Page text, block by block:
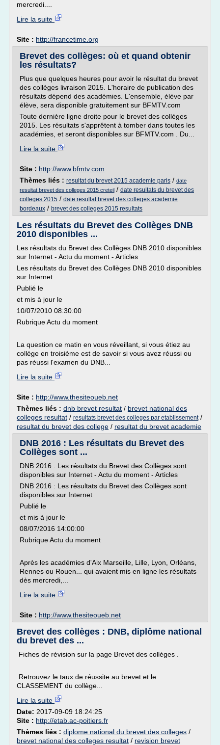
mercredi....
Lire la suite
Site : http://francetime.org
Brevet des collèges: où et quand obtenir
les résultats?
Plus que quelques heures pour avoir le résultat du brevet
des collèges livraison 2015. L'horaire de publication des
résultats dépend des académies. L'ensemble, élève par
élève, sera disponible gratuitement sur BFMTV.com
Toute dernière ligne droite pour le brevet des collèges
2015. Les résultats s'apprêtent à tomber dans toutes les
académies, et seront disponibles sur BFMTV.com . Du...
Lire la suite
Site : http://www.bfmtv.com
Thèmes liés : resultat du brevet 2015 academie paris / date
resultat brevet des colleges 2015 creteil / date resultats du brevet des
colleges 2015 / date resultat brevet des colleges academie
bordeaux / brevet des colleges 2015 resultats
Les résultats du Brevet des Collèges DNB
2010 disponibles ...
Les résultats du Brevet des Collèges DNB 2010 disponibles
sur Internet - Actu du moment - Articles
Les résultats du Brevet des Collèges DNB 2010 disponibles
sur Internet
Publié le
et mis à jour le
10/07/2010 08:30:00
Rubrique Actu du moment
La question ce matin en vous réveillant, si vous étiez au
collège en troisième est de savoir si vous avez réussi ou
pas réussi l'examen du DNB...
Lire la suite
Site : http://www.thesiteoueb.net
Thèmes liés : dnb brevet resultat / brevet national des
colleges resultat / resultats brevet des colleges par etablissement/
resultat du brevet des college / resultat du brevet academie
DNB 2016 : Les résultats du Brevet des
Collèges sont ...
DNB 2016 : Les résultats du Brevet des Collèges sont
disponibles sur Internet - Actu du moment - Articles
DNB 2016 : Les résultats du Brevet des Collèges sont
disponibles sur Internet
Publié le
et mis à jour le
08/07/2016 14:00:00
Rubrique Actu du moment
Après les académies d'Aix Marseille, Lille, Lyon, Orléans,
Rennes ou Rouen... qui avaient mis en ligne les résultats
dès mercredi,...
Lire la suite
Site : http://www.thesiteoueb.net
Brevet des collèges : DNB, diplôme national
du brevet des ...
Fiches de révision sur la page Brevet des collèges .
Retrouvez le taux de réussite au brevet et le
CLASSEMENT du collège...
Lire la suite
Date: 2017-09-09 18:24:25
Site : http://etab.ac-poitiers.fr
Thèmes liés : diplome national du brevet des colleges /
brevet national des colleges resultat / revision brevet